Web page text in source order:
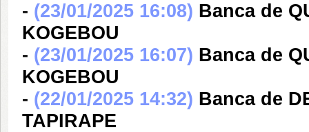
- (23/01/2025 16:08) Banca de
KOGEBOU
- (23/01/2025 16:07) Banca de
KOGEBOU
- (22/01/2025 14:32) Banca de
TAPIRAPE